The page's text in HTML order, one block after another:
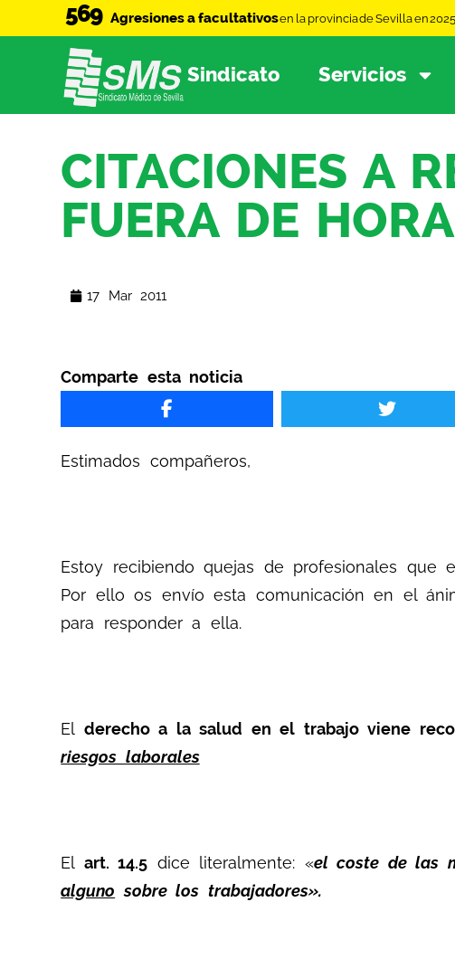
Agresiones a facultativosen la provincia de Sevilla en 2025
569
Sindicato Servicios
CITACIONES A
FUERA DE
17 Mar 2011
Comparte esta noticia
Estimados compañeros,
Estoy recibiendo quejas de profesionales que
Por ello os envío esta comunicación en el
para responder a ella.
El derecho a la salud en el trabajo viene
riesgos laborales
El art. 14.5 dice literalmente: «el coste de las
alguno sobre los trabajadores».